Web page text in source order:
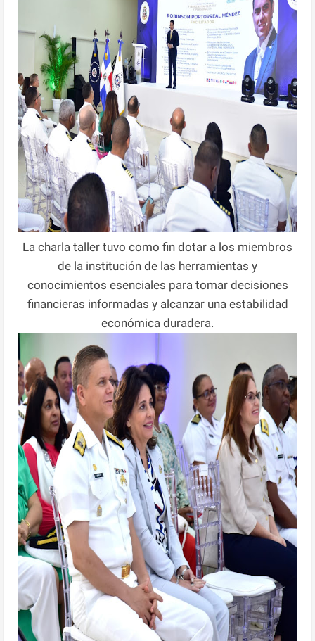
La charla taller tuvo como fin dotar a los miembros
de la institución de las herramientas y
conocimientos esenciales para tomar decisiones
financieras informadas y alcanzar una estabilidad
económica duradera.